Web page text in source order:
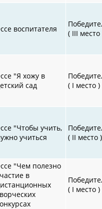
воспитателя
( III место
"Я хожу в
сад
( I место )
"Чтобы учить,
учиться
( II место )
"Чем полезно
в
( I место )